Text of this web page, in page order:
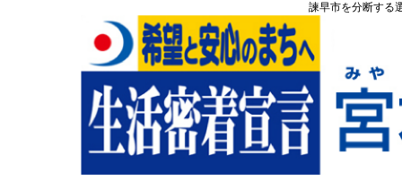
諫早市を分断する